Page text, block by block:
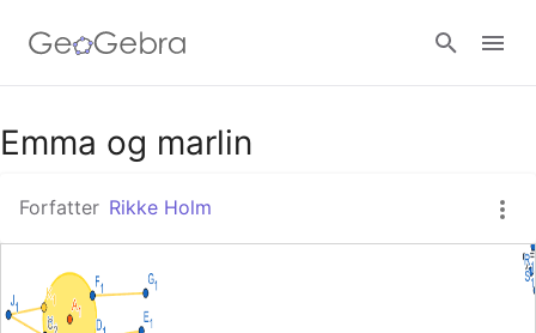
GeoGebra Classroom
Emma og marlin
Forfatter Rikke Holm